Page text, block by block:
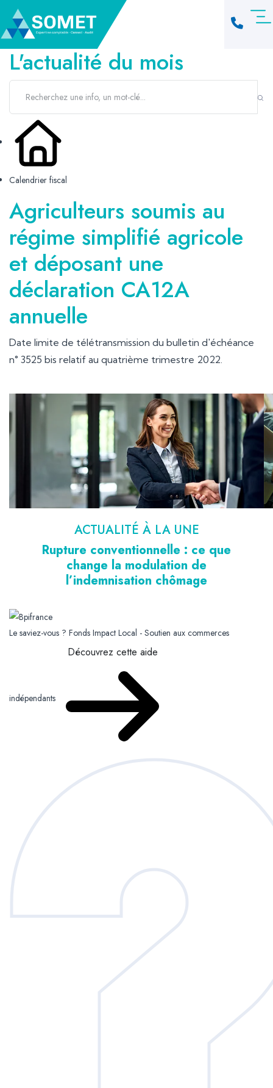
L'actualité du mois
Calendrier fiscal
Agriculteurs soumis au
régime simplifié agricole
et déposant une
déclaration CA12A
annuelle
Date limite de télétransmission du bulletin d'échéance
n° 3525 bis relatif au quatrième trimestre 2022.
ACTUALITÉ À LA UNE
Rupture conventionnelle : ce que
change la modulation de
l’indemnisation chômage
Le saviez-vous ? Fonds Impact Local - Soutien aux commerces
indépendants
Découvrez cette aide